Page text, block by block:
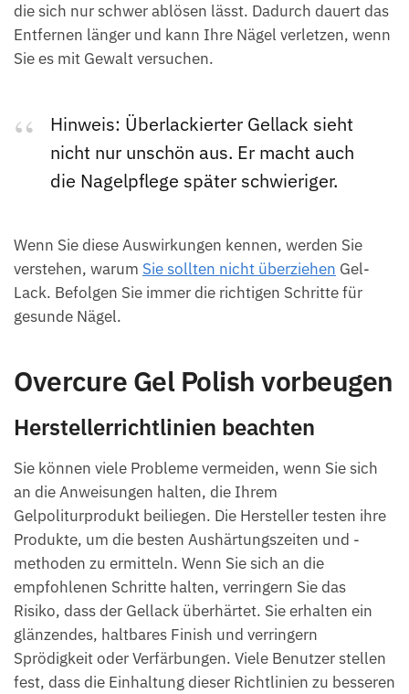
die sich nur schwer ablösen lässt. Dadurch dauert das
Entfernen länger und kann Ihre Nägel verletzen, wenn
Sie es mit Gewalt versuchen.
Hinweis: Überlackierter Gellack sieht
nicht nur unschön aus. Er macht auch
die Nagelpflege später schwieriger.
Wenn Sie diese Auswirkungen kennen, werden Sie
verstehen, warum Sie sollten nicht überziehen Gel-
Lack. Befolgen Sie immer die richtigen Schritte für
gesunde Nägel.
Overcure Gel Polish vorbeugen
Herstellerrichtlinien beachten
Sie können viele Probleme vermeiden, wenn Sie sich
an die Anweisungen halten, die Ihrem
Gelpoliturprodukt beiliegen. Die Hersteller testen ihre
Produkte, um die besten Aushärtungszeiten und -
methoden zu ermitteln. Wenn Sie sich an die
empfohlenen Schritte halten, verringern Sie das
Risiko, dass der Gellack überhärtet. Sie erhalten ein
glänzendes, haltbares Finish und verringern
Sprödigkeit oder Verfärbungen. Viele Benutzer stellen
fest, dass die Einhaltung dieser Richtlinien zu besseren